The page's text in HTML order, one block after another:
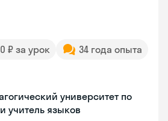
₽ за урок
34 года опыта
университет по
учитель языков